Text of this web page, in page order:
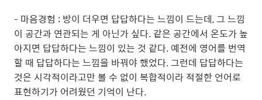
- 마음경험 : 방이 더우면 답답하다는 느낌이 드는데, 그 느낌
이 공간과 연관되는 게 아닌가 싶다. 같은 공간에서 온도가 높
아지면 답답하다는 느낌이 있는 것 같다. 예전에 영어를 번역
할 때 답답하다는 느낌을 바꿔야 했었다. 그런데 답답하다는
것은 시각적이라고만 볼 수 없이 복합적이라 적절한 언어로
표현하기가 어려웠던 기억이 난다.